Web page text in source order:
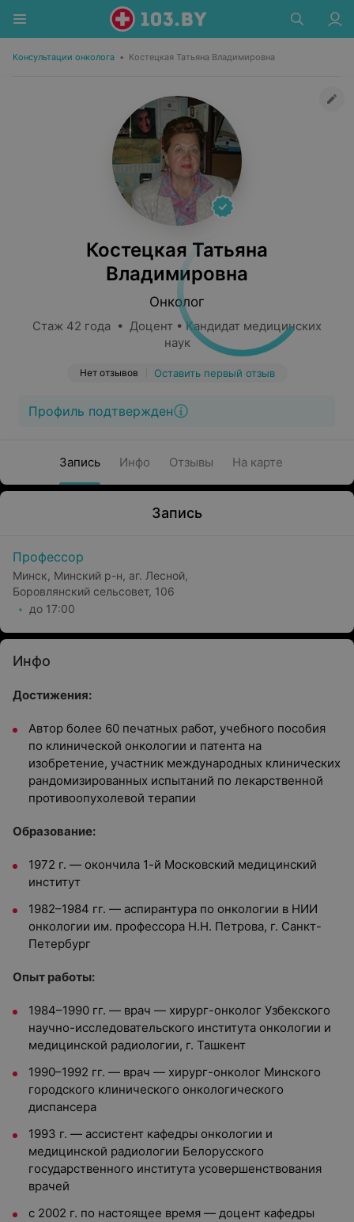
Консультации онколога • Костецкая Татьяна Владимировна
Костецкая Татьяна
Владимировна
Онколог
Стаж 42 года • Доцент • Кандидат медицинских
наук
Нет отзывов Оставить первый отзыв
Профиль подтвержден
Запись Инфо Отзывы На карте
Запись
Профессор
Минск, Минский р-н, аг. Лесной,
Боровлянский сельсовет, 106
до 17:00
Инфо
Достижения:
Автор более 60 печатных работ, учебного пособия
по клинической онкологии и патента на
изобретение, участник международных клинических
рандомизированных испытаний по лекарственной
противоопухолевой терапии
Образование:
1972 г. — окончила 1-й Московский медицинский
институт
1982–1984 гг. — аспирантура по онкологии в НИИ
онкологии им. профессора Н.Н. Петрова, г. Санкт-
Петербург
Опыт работы:
1984–1990 гг. — врач — хирург-онколог Узбекского
научно-исследовательского института онкологии и
медицинской радиологии, г. Ташкент
1990–1992 гг. — врач — хирург-онколог Минского
городского клинического онкологического
диспансера
1993 г. — ассистент кафедры онкологии и
медицинской радиологии Белорусского
государственного института усовершенствования
врачей
с 2002 г. по настоящее время — доцент кафедры